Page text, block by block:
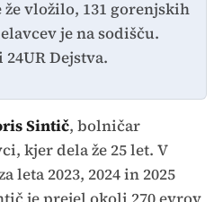
vložilo, 131 gorenjskih
je na sodišču.
Dejstva.
Sintič, bolničar
kjer dela že 25 let. V
leta 2023, 2024 in 2025